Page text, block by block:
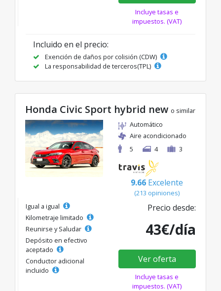
Incluye tasas e
impuestos. (VAT)
Incluido en el precio:
Exención de daños por colisión (CDW)
La responsabilidad de terceros(TPL)
Honda Civic Sport hybrid new o similar
Automático
Aire acondicionado
5
4 3
9.66 Excelente
(213 opiniones)
Igual a igual
Kilometraje limitado
Reunirse y Saludar
Depósito en efectivo
aceptado
Conductor adicional
incluido
Precio desde:
43€/día
Ver oferta
Incluye tasas e
impuestos. (VAT)